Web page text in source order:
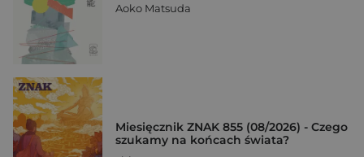
Aoko Matsuda
Miesięcznik ZNAK 855 (08/2026) - Czego
szukamy na końcach świata?